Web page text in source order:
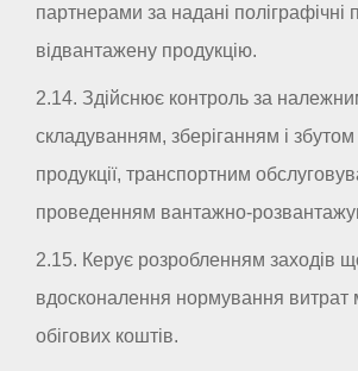
партнерами за надані поліграфічні
відвантажену продукцію.
2.14. Здійснює контроль за
складуванням, зберіганням і збутом
продукції, транспортним
проведенням вантажно-
2.15. Керує розробленням заходів
вдосконалення нормування витрат
обігових коштів.